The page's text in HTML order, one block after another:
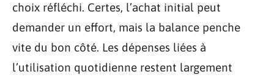
choix réfléchi. Certes, l’achat initial peut
demander un effort, mais la balance penche
vite du bon côté. Les dépenses liées à
l’utilisation quotidienne restent largement